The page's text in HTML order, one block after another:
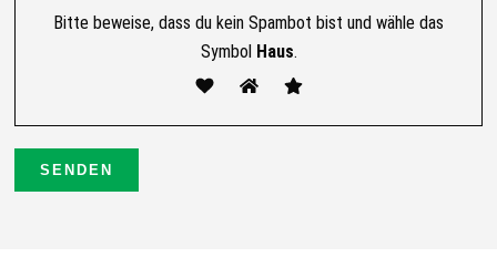
Bitte beweise, dass du kein Spambot bist und wähle das
SymbolHaus.